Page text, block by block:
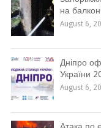
на
August 6,
Дніпро
України
August 6,